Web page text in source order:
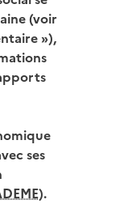
(voir
»),
ses
).